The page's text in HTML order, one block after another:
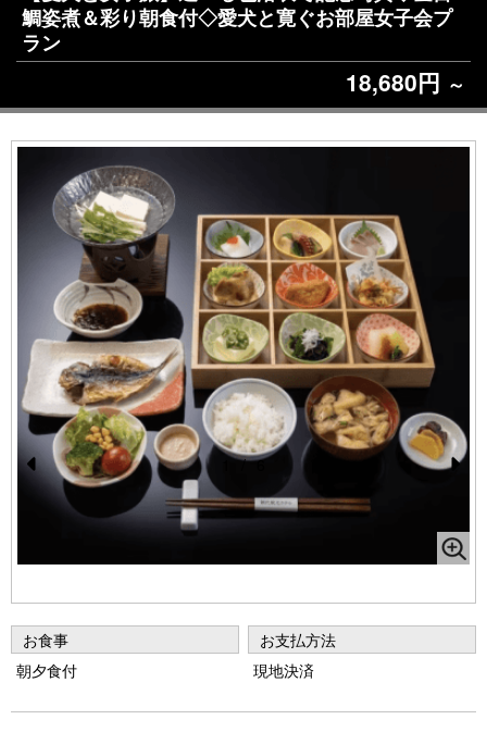
鯛姿煮＆彩り朝食付◇愛犬と寛ぐお部屋女子会プ
ラン
18,680円 ～
Pr
vi
u
s
e
xt
/ 6
お食事
朝夕食付
お支払方法
現地決済